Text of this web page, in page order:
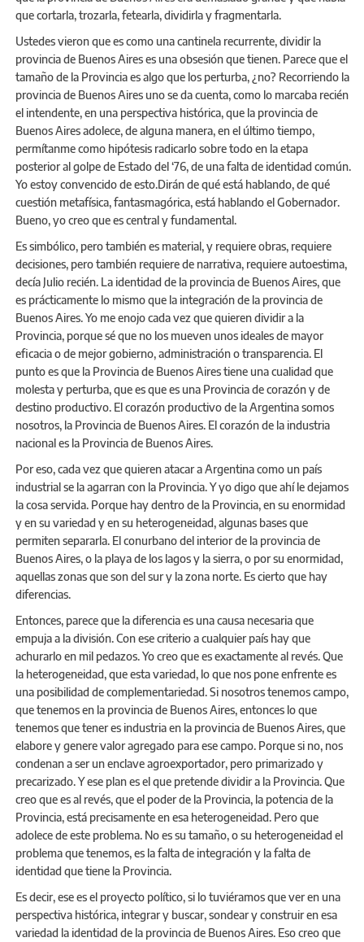
que cortarla, trozarla, fetearla, dividirla y fragmentarla.
Ustedes vieron que es como una cantinela recurrente, dividir la
provincia de Buenos Aires es una obsesión que tienen. Parece que el
tamaño de la Provincia es algo que los perturba, ¿no? Recorriendo la
provincia de Buenos Aires uno se da cuenta, como lo marcaba recién
el intendente, en una perspectiva histórica, que la provincia de
Buenos Aires adolece, de alguna manera, en el último tiempo,
permítanme como hipótesis radicarlo sobre todo en la etapa
posterior al golpe de Estado del ‘76, de una falta de identidad común.
Yo estoy convencido de esto.Dirán de qué está hablando, de qué
cuestión metafísica, fantasmagórica, está hablando el Gobernador.
Bueno, yo creo que es central y fundamental.
Es simbólico, pero también es material, y requiere obras, requiere
decisiones, pero también requiere de narrativa, requiere autoestima,
decía Julio recién. La identidad de la provincia de Buenos Aires, que
es prácticamente lo mismo que la integración de la provincia de
Buenos Aires. Yo me enojo cada vez que quieren dividir a la
Provincia, porque sé que no los mueven unos ideales de mayor
eficacia o de mejor gobierno, administración o transparencia. El
punto es que la Provincia de Buenos Aires tiene una cualidad que
molesta y perturba, que es que es una Provincia de corazón y de
destino productivo. El corazón productivo de la Argentina somos
nosotros, la Provincia de Buenos Aires. El corazón de la industria
nacional es la Provincia de Buenos Aires.
Por eso, cada vez que quieren atacar a Argentina como un país
industrial se la agarran con la Provincia. Y yo digo que ahí le dejamos
la cosa servida. Porque hay dentro de la Provincia, en su enormidad
y en su variedad y en su heterogeneidad, algunas bases que
permiten separarla. El conurbano del interior de la provincia de
Buenos Aires, o la playa de los lagos y la sierra, o por su enormidad,
aquellas zonas que son del sur y la zona norte. Es cierto que hay
diferencias.
Entonces, parece que la diferencia es una causa necesaria que
empuja a la división. Con ese criterio a cualquier país hay que
achurarlo en mil pedazos. Yo creo que es exactamente al revés. Que
la heterogeneidad, que esta variedad, lo que nos pone enfrente es
una posibilidad de complementariedad. Si nosotros tenemos campo,
que tenemos en la provincia de Buenos Aires, entonces lo que
tenemos que tener es industria en la provincia de Buenos Aires, que
elabore y genere valor agregado para ese campo. Porque si no, nos
condenan a ser un enclave agroexportador, pero primarizado y
precarizado. Y ese plan es el que pretende dividir a la Provincia. Que
creo que es al revés, que el poder de la Provincia, la potencia de la
Provincia, está precisamente en esa heterogeneidad. Pero que
adolece de este problema. No es su tamaño, o su heterogeneidad el
problema que tenemos, es la falta de integración y la falta de
identidad que tiene la Provincia.
Es decir, ese es el proyecto político, si lo tuviéramos que ver en una
perspectiva histórica, integrar y buscar, sondear y construir en esa
variedad la identidad de la provincia de Buenos Aires. Eso creo que